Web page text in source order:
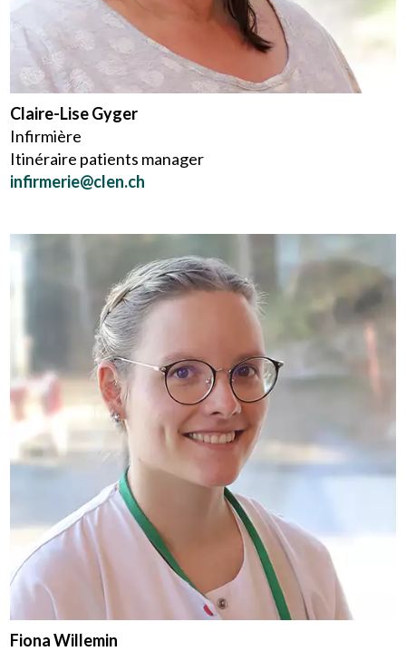
Claire-Lise Gyger
Infirmière
Itinéraire patients manager
infirmerie@clen.ch
Fiona Willemin